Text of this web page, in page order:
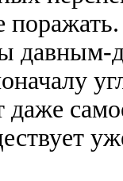
давным-
даже